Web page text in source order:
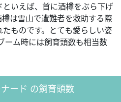
いえば、首に酒樽をぶら下げ
は雪山で遭難者を救助する際
ものです。とても愛らしい姿
ーム時には飼育頭数も相当数
ード の飼育頭数